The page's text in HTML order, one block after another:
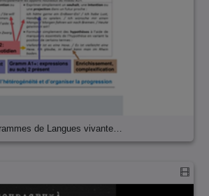
de Langues vivante…